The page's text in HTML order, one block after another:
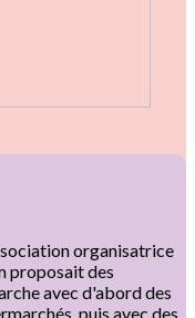
organisatrice
proposait des
avec d'abord des
puis avec des